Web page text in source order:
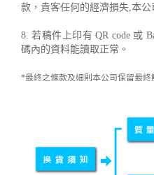
款，貴客任何的經濟損失,本公
8. 若稿件上印有 QR code 或
碼內的資料能讀取正常。
*最終之條款及細則本公司保留最終